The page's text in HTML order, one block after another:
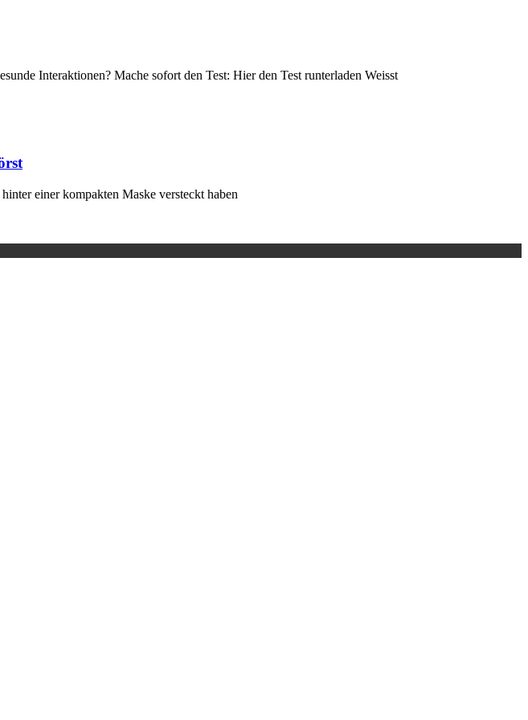
Interaktionen? Mache sofort den Test: Hier den Test runterladen Weisst
einer kompakten Maske versteckt haben